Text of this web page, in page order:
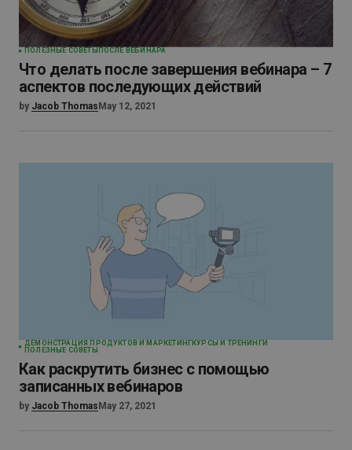
ПОЛЕЗНЫЕ СОВЕТЫ ПОСЛЕ ВЕБИНАРА
Что делать после завершения вебинара – 7
аспектов последующих действий
by Jacob ThomasMay 12, 2021
ДЕМОНСТРАЦИЯ ПРОДУКТОВ И МАРКЕТИНГ КУРСЫ И ТРЕНИНГИ
ПОЛЕЗНЫЕ СОВЕТЫ
Как раскрутить бизнес с помощью
записанных вебинаров
by Jacob ThomasMay 27, 2021